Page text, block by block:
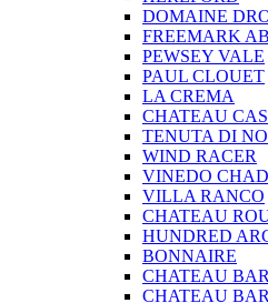
DOMAINE
FREEMARK
PEWSEY VALE
PAUL CLOUET
LA CREMA
CHATEAU
TENUTA DI
WIND RACER
VINEDO
VILLA RANCO
CHATEAU
HUNDRED
BONNAIRE
CHATEAU
CHATEAU